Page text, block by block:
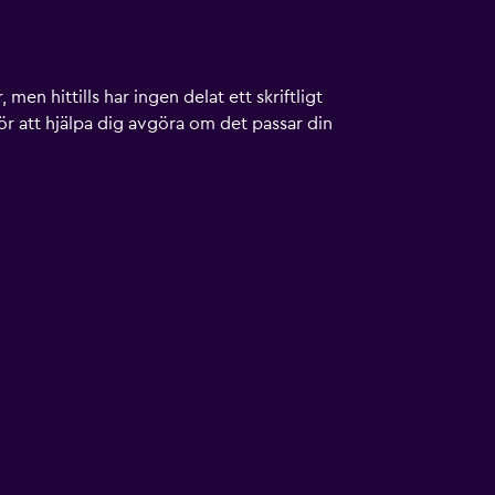
men hittills har ingen delat ett skriftligt
att hjälpa dig avgöra om det passar din